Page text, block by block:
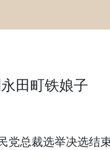
田町铁娘子
裁选举决选结束